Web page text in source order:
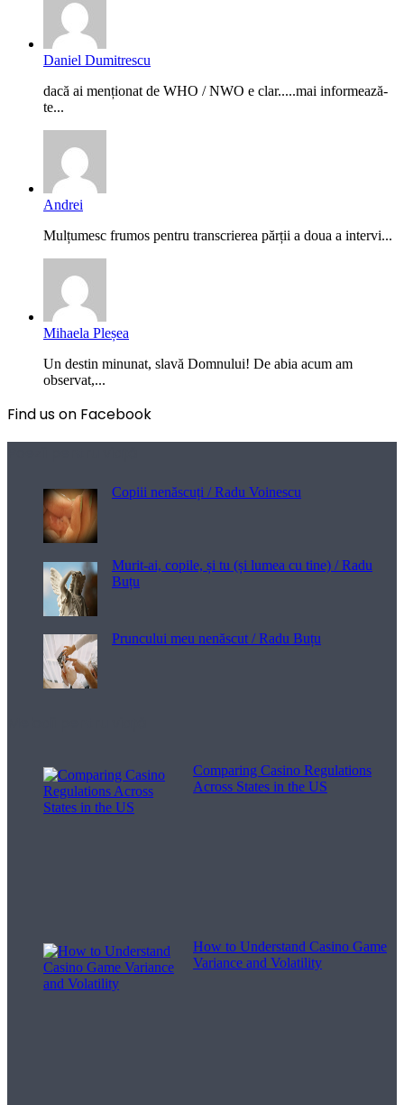
Daniel Dumitrescu
dacă ai menționat de WHO / NWO e clar.....mai informează-
te...
Andrei
Mulțumesc frumos pentru transcrierea părții a doua a intervi...
Mihaela Pleșea
Un destin minunat, slavă Domnului! De abia acum am
observat,...
Find us on Facebook
Copiii nenăscuți / Radu Voinescu
Murit-ai, copile, și tu (și lumea cu tine) / Radu
Buțu
Pruncului meu nenăscut / Radu Buțu
Comparing Casino Regulations
Across States in the US
How to Understand Casino Game
Variance and Volatility